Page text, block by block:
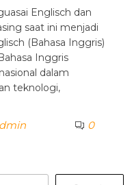
Englisch dan
saat ini menjadi
(Bahasa Inggris)
Inggris
dalam
teknologi,
0